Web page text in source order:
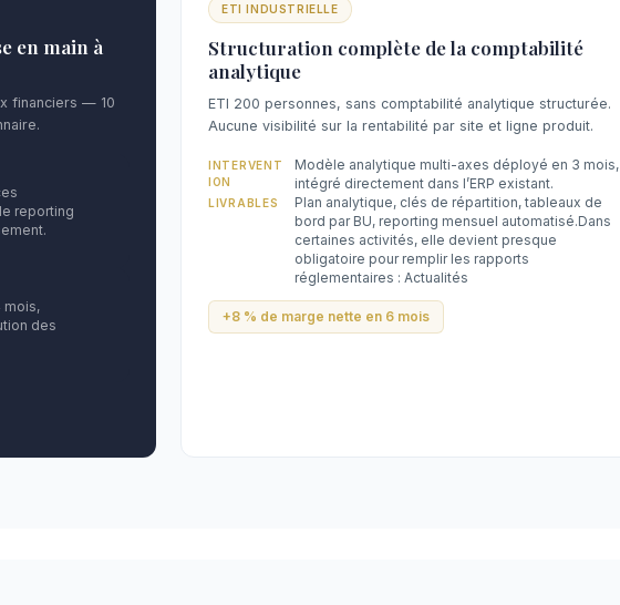
en main à
financiers — 10
reporting
mois,
des
ETI INDUSTRIELLE
Structuration complète de la comptabilité
analytique
ETI 200 personnes, sans comptabilité analytique structurée.
Aucune visibilité sur la rentabilité par site et ligne produit.
INTERVENT
ION
Modèle analytique multi-axes déployé en 3 mois,
intégré directement dans l’ERP existant.
LIVRABLES
Plan analytique, clés de répartition, tableaux de
bord par BU, reporting mensuel automatisé.Dans
certaines activités, elle devient presque
obligatoire pour remplir les rapports
réglementaires : Actualités
+8 % de marge nette en 6 mois